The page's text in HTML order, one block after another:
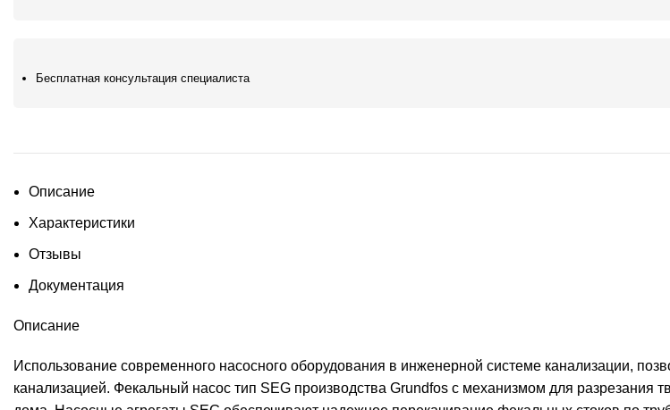
Бесплатная консультация специалиста
Описание
Характеристики
Отзывы
Документация
Описание
Использование современного насосного оборудования в инженерной системе канализации,
канализацией. Фекальный насос тип SEG производства Grundfos с механизмом для